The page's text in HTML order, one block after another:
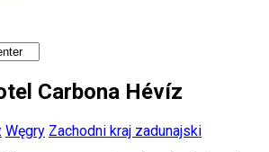
Carbona Hévíz
Węgry Zachodni kraj zadunajski